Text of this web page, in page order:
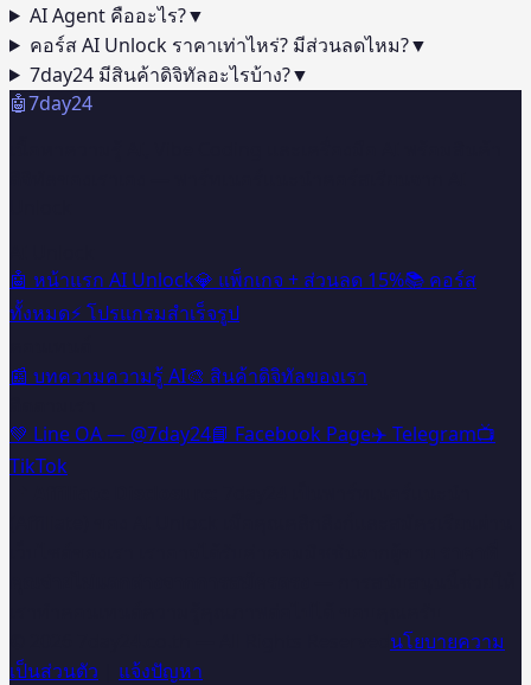
AI Agent คืออะไร?▼
คอร์ส AI Unlock ราคาเท่าไหร่? มีส่วนลดไหม?▼
7day24 มีสินค้าดิจิทัลอะไรบ้าง?▼
🤖7day24
🤖 หน้าแรก AI Unlock💎 แพ็กเกจ + ส่วนลด 15%📚 คอร์ส
ทั้งหมด⚡ โปรแกรมสำเร็จรูป
📰 บทความความรู้ AI🎨 สินค้าดิจิทัลของเรา
💚 Line OA — @7day24📘 Facebook Page✈️ Telegram📺
TikTok
นโยบายความ
เป็นส่วนตัว
แจ้งปัญหา